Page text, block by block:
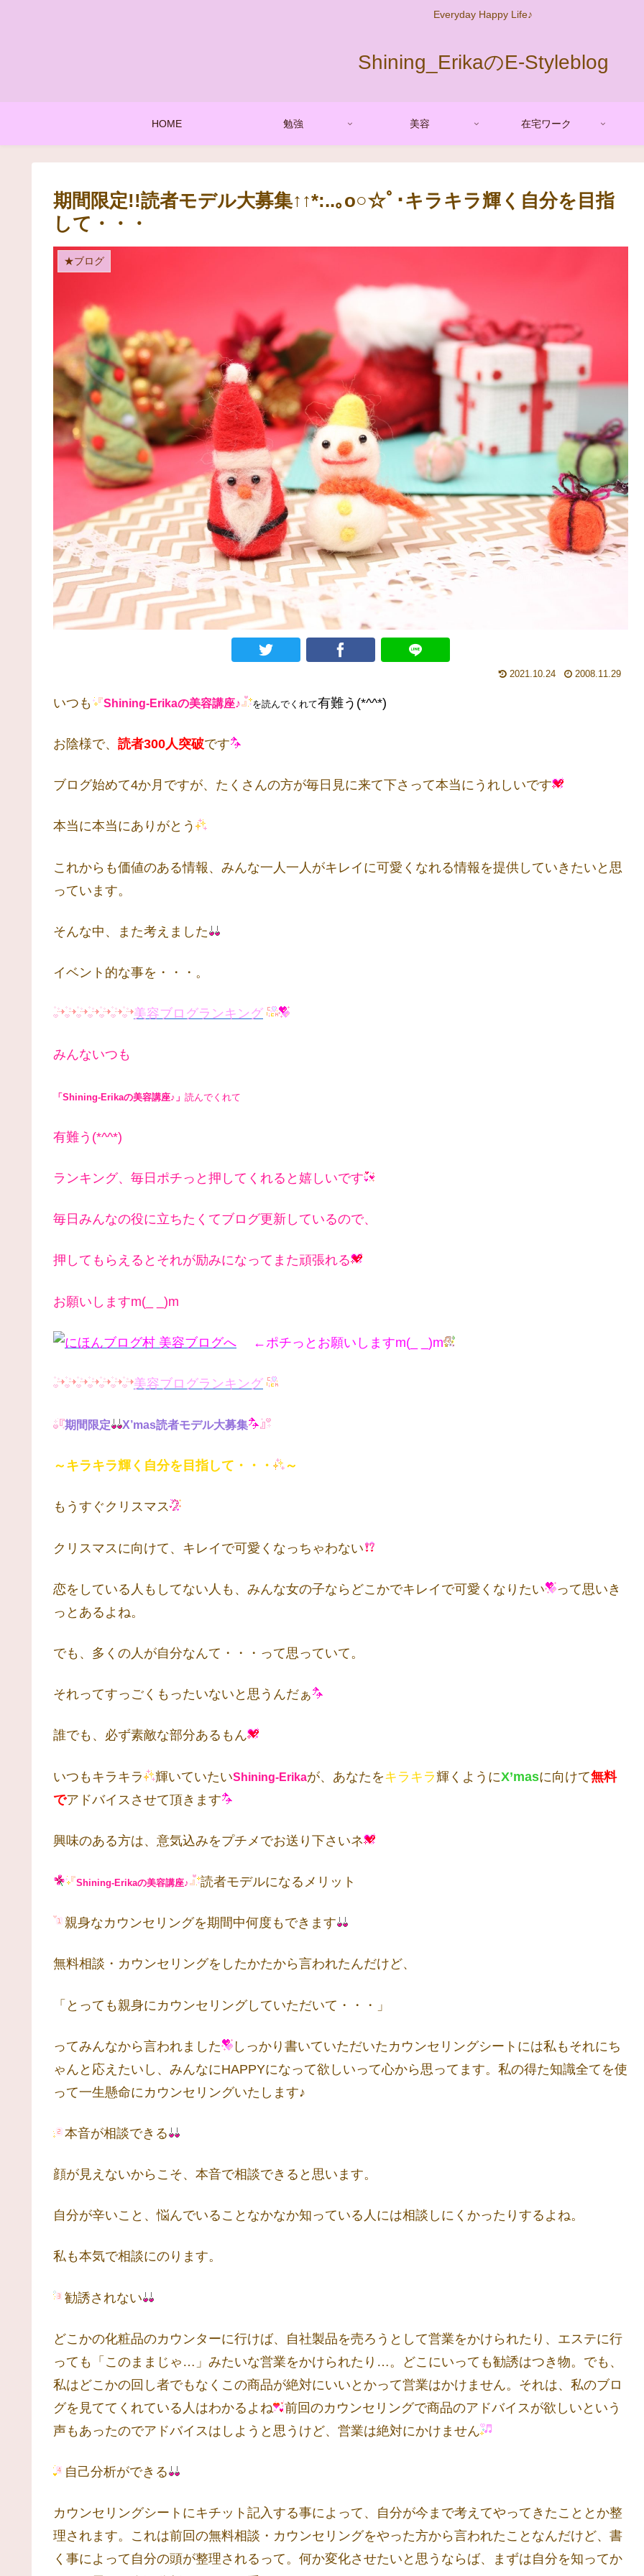
Everyday Happy Life♪
Shining_ErikaのE-Styleblog
HOME 勉強 美容 在宅ワーク
期間限定!!読者モデル大募集↑↑*:..｡o○☆ﾟ･キラキラ輝く自分を目指
して・・・
★ブログ
2021.10.24 2008.11.29
いつも Shining-Erikaの美容講座♪ を読んでくれて有難う(*^^*)
お陰様で、 読者300人突破です
ブログ始めて4か月ですが、たくさんの方が毎日見に来て下さって本当にうれしいです
本当に本当にありがとう
これからも価値のある情報、みんな一人一人がキレイに可愛くなれる情報を提供していきたいと思
っています。
そんな中、また考えました
イベント的な事を・・・。
美容ブログランキング
みんないつも
「Shining-Erikaの美容講座♪」 読んでくれて
有難う(*^^*)
ランキング、毎日ポチっと押してくれると嬉しいです
毎日みんなの役に立ちたくてブログ更新しているので、
押してもらえるとそれが励みになってまた頑張れる
お願いしますm(_ _)m
←ポチっとお願いしますm(_ _)m
美容ブログランキング
期間限定 X’mas読者モデル大募集
～キラキラ輝く自分を目指して・・・ ～
もうすぐクリスマス
クリスマスに向けて、キレイで可愛くなっちゃわない
恋をしている人もしてない人も、みんな女の子ならどこかでキレイで可愛くなりたい
って思いき
っとあるよね。
でも、多くの人が自分なんて・・・って思っていて。
それってすっごくもったいないと思うんだぁ
誰でも、必ず素敵な部分あるもん
いつもキラキラ 輝いていたいShining-Erikaが、あなたをキラキラ輝くようにX’masに向けて無料
でアドバイスさせて頂きます
興味のある方は、意気込みをプチメでお送り下さいネ
Shining-Erikaの美容講座♪ 読者モデルになるメリット
親身なカウンセリングを期間中何度もできます
無料相談・カウンセリングをしたかたから言われたんだけど、
「とっても親身にカウンセリングしていただいて・・・」
ってみんなから言われました
しっかり書いていただいたカウンセリングシートには私もそれにち
ゃんと応えたいし、みんなにHAPPYになって欲しいって心から思ってます。私の得た知識全てを使
って一生懸命にカウンセリングいたします♪
本音が相談できる
顔が見えないからこそ、本音で相談できると思います。
自分が辛いこと、悩んでいることなかなか知っている人には相談しにくかったりするよね。
私も本気で相談にのります。
勧誘されない
どこかの化粧品のカウンターに行けば、自社製品を売ろうとして営業をかけられたり、エステに行
っても「このままじゃ…」みたいな営業をかけられたり…。どこにいっても勧誘はつき物。でも、
私はどこかの回し者でもなくこの商品が絶対にいいとかって営業はかけません。それは、私のブロ
グを見ててくれている人はわかるよね
前回のカウンセリングで商品のアドバイスが欲しいという
声もあったのでアドバイスはしようと思うけど、営業は絶対にかけません
自己分析ができる
カウンセリングシートにキチット記入する事によって、自分が今まで考えてやってきたこととか整
理されます。これは前回の無料相談・カウンセリングをやった方から言われたことなんだけど、書
く事によって自分の頭が整理されるって。何か変化させたいと思うならば、まずは自分を知ってか